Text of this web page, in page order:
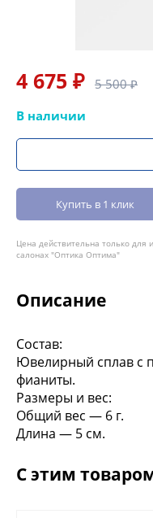
4 675 ₽ 5 500 ₽
В наличии
Купить в 1 клик
Цена действительна только для
салонах "Оптика Оптима"
Описание
Состав:
Ювелирный сплав с
фианиты.
Размеры и вес:
Общий вес — 6 г.
Длина — 5 см.
С этим